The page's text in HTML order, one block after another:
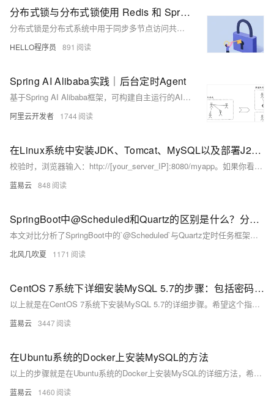
分布式锁与分布式锁使用 Redis 和 Spring Boot 进行调度锁（不带 ShedLock）
分布式锁是分布式系统中用于同步多节点访问共享资源的机制，防止并发操作带来的冲突。本文介绍了基于Spring Boot和Redis实现分布式锁的技术方案，涵盖锁的获取与释放、Redis配置、服务调度及多实例运行等内容，通过Docker Compose搭建环境，验证了锁的有效性与互斥特性。
HELLO程序员 891
Spring AI Alibaba实践｜后台定时Agent
基于Spring AI Alibaba框架，可构建自主运行的AI Agent，突破传统Chat模式限制，支持定时任务、事件响应与人工协同，实现数据采集、分析到决策的自动化闭环，提升企业智能化效率。
阿里云开发者 1744
在Linux系统中安装JDK、Tomcat、MySQL以及部署J2EE后端接口
校验时，浏览器输入：http://[your_server_IP]:8080/myapp。如果你看到你的应用的欢迎页面，恭喜你，一切都已就绪。
蓝易云 848
SpringBoot中@Scheduled和Quartz的区别是什么？分布式定时任务框架选型实战
本文对比分析了SpringBoot中的`@Scheduled`与Quartz定时任务框架。`@Scheduled`轻量易用，适合单机简单场景，但存在多实例重复执行、无持久化等缺陷；Quartz功能强大，支持分布式调度、任务持久化、动态调整和失败重试，适用于复杂企业级需求。文章通过特性对比、代码示例及常见问题解答，帮助开发者理解两者差异，合理选择方案。记住口诀：单机简单用注解，多节点上Quartz；若是任务要可靠，持久化配置不能少。
北风几吹夏 1171
CentOS 7系统下详细安装MySQL 5.7的步骤：包括密码配置、字符集配置、远程连接配置
以上就是在CentOS 7系统下安装MySQL 5.7的详细步骤。希望这个指南能帮助你顺利完成安装。
蓝易云 3447
在Ubuntu系统的Docker上安装MySQL的方法
以上的步骤就是在Ubuntu系统的Docker上安装MySQL的详细方法，希望对你有所帮助！
蓝易云 1460